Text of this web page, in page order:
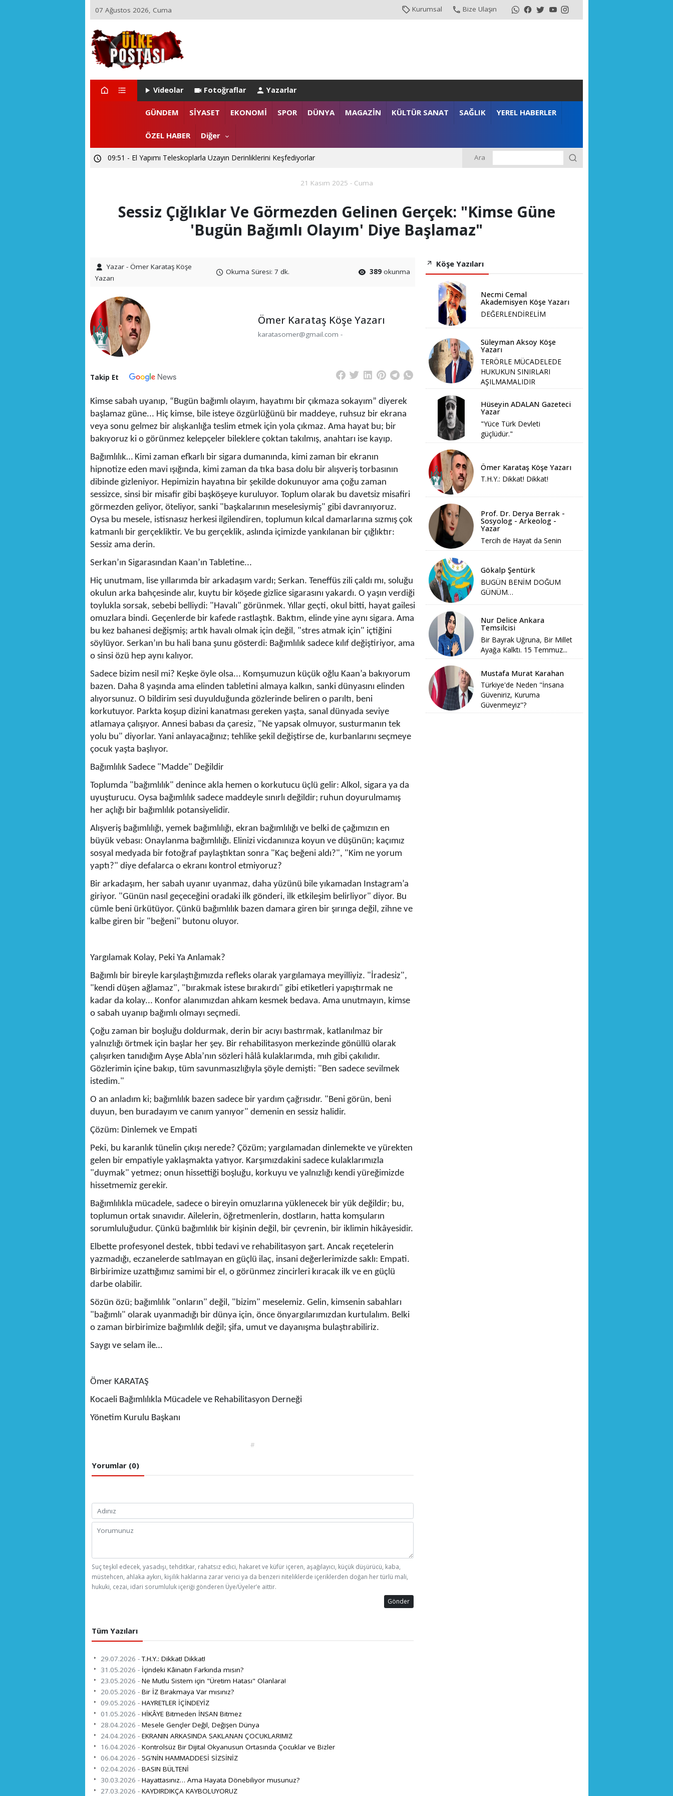
07 Ağustos 2026, Cuma Kurumsal Bize Ulaşın
Videolar Fotoğraflar Yazarlar
GÜNDEM SİYASET EKONOMİ SPOR DÜNYA MAGAZİN KÜLTÜR SANAT SAĞLIK YEREL HABERLER
ÖZEL HABER Diğer
21:17 - Ülke Postası’ndan Sağlık Bakanlığı’na Üst Düzey Ziyaret
Ara
21 Kasım 2025 - Cuma
Sessiz Çığlıklar Ve Görmezden Gelinen Gerçek: "Kimse Güne
'Bugün Bağımlı Olayım' Diye Başlamaz"
Yazar - Ömer Karataş Köşe
Yazarı
Okuma Süresi: 7 dk. 389 okunma
Ömer Karataş Köşe Yazarı
karatasomer@gmail.com -
Takip Et
Kimse sabah uyanıp, “Bugün bağımlı olayım, hayatımı bir çıkmaza sokayım” diyerek
başlamaz güne... Hiç kimse, bile isteye özgürlüğünü bir maddeye, ruhsuz bir ekrana
veya sonu gelmez bir alışkanlığa teslim etmek için yola çıkmaz. Ama hayat bu; bir
bakıyoruz ki o görünmez kelepçeler bileklere çoktan takılmış, anahtarı ise kayıp.
Bağımlılık… Kimi zaman efkarlı bir sigara dumanında, kimi zaman bir ekranın
hipnotize eden mavi ışığında, kimi zaman da tıka basa dolu bir alışveriş torbasının
dibinde gizleniyor. Hepimizin hayatına bir şekilde dokunuyor ama çoğu zaman
sessizce, sinsi bir misafir gibi başköşeye kuruluyor. Toplum olarak bu davetsiz misafiri
görmezden geliyor, öteliyor, sanki "başkalarının meselesiymiş" gibi davranıyoruz.
Oysa bu mesele, istisnasız herkesi ilgilendiren, toplumun kılcal damarlarına sızmış çok
katmanlı bir gerçekliktir. Ve bu gerçeklik, aslında içimizde yankılanan bir çığlıktır:
Sessiz ama derin.
Serkan’ın Sigarasından Kaan’ın Tabletine...
Hiç unutmam, lise yıllarımda bir arkadaşım vardı; Serkan. Teneffüs zili çaldı mı, soluğu
okulun arka bahçesinde alır, kuytu bir köşede gizlice sigarasını yakardı. O yaşın verdiği
toylukla sorsak, sebebi belliydi: "Havalı" görünmek. Yıllar geçti, okul bitti, hayat gailesi
omuzlara bindi. Geçenlerde bir kafede rastlaştık. Baktım, elinde yine aynı sigara. Ama
bu kez bahanesi değişmiş; artık havalı olmak için değil, "stres atmak için" içtiğini
söylüyor. Serkan’ın bu hali bana şunu gösterdi: Bağımlılık sadece kılıf değiştiriyor, ama
o sinsi özü hep aynı kalıyor.
Sadece bizim nesil mi? Keşke öyle olsa... Komşumuzun küçük oğlu Kaan’a bakıyorum
bazen. Daha 8 yaşında ama elinden tabletini almaya kalkın, sanki dünyasını elinden
alıyorsunuz. O bildirim sesi duyulduğunda gözlerinde beliren o parıltı, beni
korkutuyor. Parkta koşup dizini kanatması gereken yaşta, sanal dünyada seviye
atlamaya çalışıyor. Annesi babası da çaresiz, "Ne yapsak olmuyor, susturmanın tek
yolu bu" diyorlar. Yani anlayacağınız; tehlike şekil değiştirse de, kurbanlarını seçmeye
çocuk yaşta başlıyor.
Bağımlılık Sadece "Madde" Değildir
Toplumda "bağımlılık" denince akla hemen o korkutucu üçlü gelir: Alkol, sigara ya da
uyuşturucu. Oysa bağımlılık sadece maddeyle sınırlı değildir; ruhun doyurulmamış
her açlığı bir bağımlılık potansiyelidir.
Alışveriş bağımlılığı, yemek bağımlılığı, ekran bağımlılığı ve belki de çağımızın en
büyük vebası: Onaylanma bağımlılığı. Elinizi vicdanınıza koyun ve düşünün; kaçımız
sosyal medyada bir fotoğraf paylaştıktan sonra "Kaç beğeni aldı?", "Kim ne yorum
yaptı?" diye defalarca o ekranı kontrol etmiyoruz?
Bir arkadaşım, her sabah uyanır uyanmaz, daha yüzünü bile yıkamadan Instagram’a
giriyor. "Günün nasıl geçeceğini oradaki ilk gönderi, ilk etkileşim belirliyor" diyor. Bu
cümle beni ürkütüyor. Çünkü bağımlılık bazen damara giren bir şırınga değil, zihne ve
kalbe giren bir "beğeni" butonu oluyor.
Yargılamak Kolay, Peki Ya Anlamak?
Bağımlı bir bireyle karşılaştığımızda refleks olarak yargılamaya meyilliyiz. "İradesiz",
"kendi düşen ağlamaz", "bırakmak istese bırakırdı" gibi etiketleri yapıştırmak ne
kadar da kolay... Konfor alanımızdan ahkam kesmek bedava. Ama unutmayın, kimse
o sabah uyanıp bağımlı olmayı seçmedi.
Çoğu zaman bir boşluğu doldurmak, derin bir acıyı bastırmak, katlanılmaz bir
yalnızlığı örtmek için başlar her şey. Bir rehabilitasyon merkezinde gönüllü olarak
çalışırken tanıdığım Ayşe Abla’nın sözleri hâlâ kulaklarımda, mıh gibi çakılıdır.
Gözlerimin içine bakıp, tüm savunmasızlığıyla şöyle demişti: "Ben sadece sevilmek
istedim."
O an anladım ki; bağımlılık bazen sadece bir yardım çağrısıdır. "Beni görün, beni
duyun, ben buradayım ve canım yanıyor" demenin en sessiz halidir.
Çözüm: Dinlemek ve Empati
Peki, bu karanlık tünelin çıkışı nerede? Çözüm; yargılamadan dinlemekte ve yürekten
gelen bir empatiyle yaklaşmakta yatıyor. Karşımızdakini sadece kulaklarımızla
"duymak" yetmez; onun hissettiği boşluğu, korkuyu ve yalnızlığı kendi yüreğimizde
hissetmemiz gerekir.
Bağımlılıkla mücadele, sadece o bireyin omuzlarına yüklenecek bir yük değildir; bu,
toplumun ortak sınavıdır. Ailelerin, öğretmenlerin, dostların, hatta komşuların
sorumluluğudur. Çünkü bağımlılık bir kişinin değil, bir çevrenin, bir iklimin hikâyesidir.
Elbette profesyonel destek, tıbbi tedavi ve rehabilitasyon şart. Ancak reçetelerin
yazmadığı, eczanelerde satılmayan en güçlü ilaç, insani değerlerimizde saklı: Empati.
Birbirimize uzattığımız samimi bir el, o görünmez zincirleri kıracak ilk ve en güçlü
darbe olabilir.
Sözün özü; bağımlılık "onların" değil, "bizim" meselemiz. Gelin, kimsenin sabahları
"bağımlı" olarak uyanmadığı bir dünya için, önce önyargılarımızdan kurtulalım. Belki
o zaman birbirimize bağımlılık değil; şifa, umut ve dayanışma bulaştırabiliriz.
Saygı ve selam ile…
Ömer KARATAŞ
Kocaeli Bağımlılıkla Mücadele ve Rehabilitasyon Derneği
Yönetim Kurulu Başkanı
#
Yorumlar (0)
Suç teşkil edecek, yasadışı, tehditkar, rahatsız edici, hakaret ve küfür içeren, aşağılayıcı, küçük düşürücü, kaba,
müstehcen, ahlaka aykırı, kişilik haklarına zarar verici ya da benzeri niteliklerde içeriklerden doğan her türlü mali,
hukuki, cezai, idari sorumluluk içeriği gönderen Üye/Üyeler’e aittir.
Gönder
Tüm Yazıları
29.07.2026 -T.H.Y.: Dikkat! Dikkat!
31.05.2026 - İçindeki Kâinatın Farkında mısın?
23.05.2026 - Ne Mutlu Sistem için "Üretim Hatası" Olanlara!
20.05.2026 - Bir İZ Bırakmaya Var mısınız?
09.05.2026 - HAYRETLER İÇİNDEYİZ
01.05.2026 - HİKÂYE Bitmeden İNSAN Bitmez
28.04.2026 - Mesele Gençler Değil, Değişen Dünya
24.04.2026 - EKRANIN ARKASINDA SAKLANAN ÇOCUKLARIMIZ
16.04.2026 - Kontrolsüz Bir Dijital Okyanusun Ortasında Çocuklar ve Bizler
06.04.2026 - 5G'NİN HAMMADDESİ SİZSİNİZ
02.04.2026 - BASIN BÜLTENİ
30.03.2026 - Hayattasınız… Ama Hayata Dönebiliyor musunuz?
27.03.2026 - KAYDIRDIKÇA KAYBOLUYORUZ
Köşe Yazıları
Necmi Cemal
Akademisyen Köşe Yazarı
DEĞERLENDİRELİM
Süleyman Aksoy Köşe
Yazarı
TERÖRLE MÜCADELEDE
HUKUKUN SINIRLARI
AŞILMAMALIDIR
Hüseyin ADALAN Gazeteci
Yazar
"Yüce Türk Devleti
güçlüdür."
Ömer Karataş Köşe Yazarı
T.H.Y.: Dikkat! Dikkat!
Prof. Dr. Derya Berrak -
Sosyolog - Arkeolog -
Yazar
Tercih de Hayat da Senin
Gökalp Şentürk
BUGÜN BENİM DOĞUM
GÜNÜM…
Nur Delice Ankara
Temsilcisi
Bir Bayrak Uğruna, Bir Millet
Ayağa Kalktı. 15 Temmuz...
Mustafa Murat Karahan
Türkiye'de Neden "İnsana
Güveniriz, Kuruma
Güvenmeyiz"?